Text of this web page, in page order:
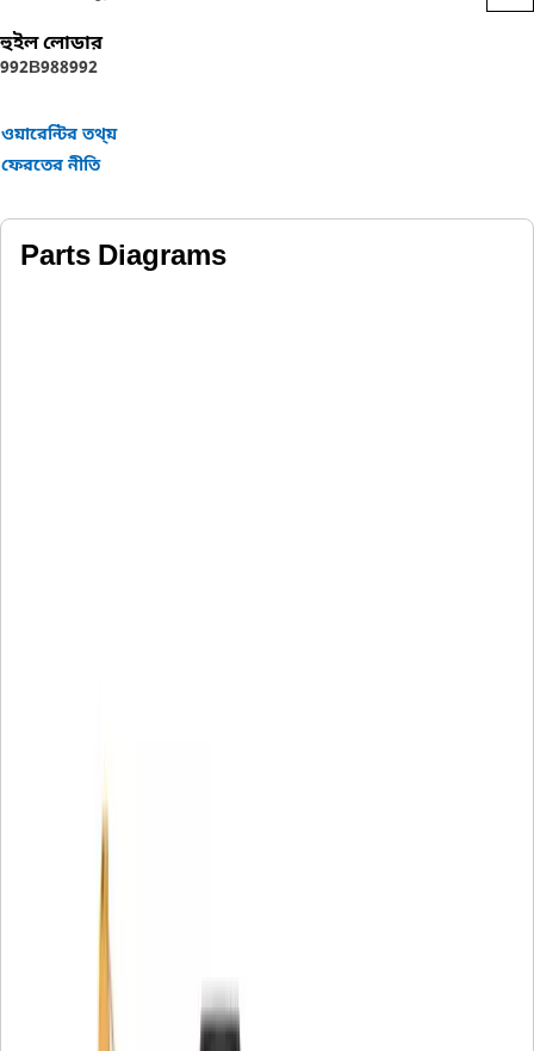
ব্যবহার:
সুই রোলার ভারবহন সমানভাবে লোড বিতরণ করতে সহায়তা করে এবং
উপাদানগুলিতে পরিধান হ্রাস করে, যার ফলে দীর্ঘতর পরিষেবা জীবন
হুইল লোডার
992B988992
ওয়ারেন্টির তথ্য়
ফেরতের নীতি
Parts Diagrams